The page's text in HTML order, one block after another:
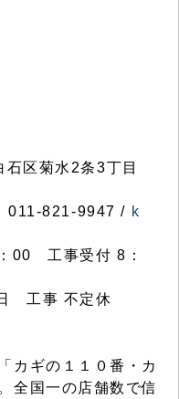
区菊水2条3丁目
011-821-9947 / k
00 工事受付 8：
工事 不定休
カギの１１０番・カ
全国一の店舗数で信